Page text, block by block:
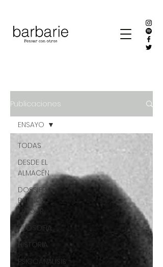
Publicaciones
TODAS
DESDE EL
ALMACÉN
DOSSIER
BRUNO
LATOUR
FILOSOFÍA
HISTORIA
PSICOANÁLISIS
ENSAYO